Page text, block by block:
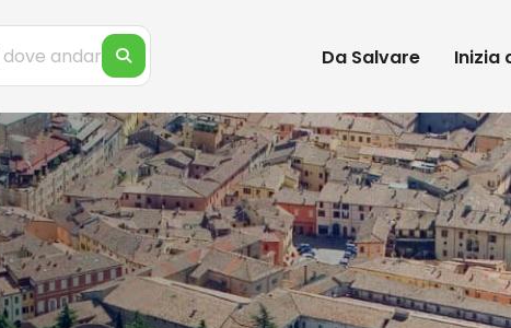
Da Salvare Inizia